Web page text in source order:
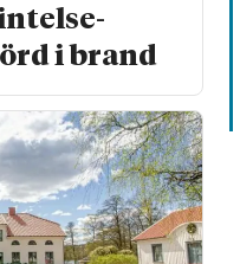
i brand